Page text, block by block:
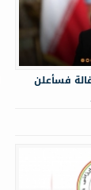
فسأعلن